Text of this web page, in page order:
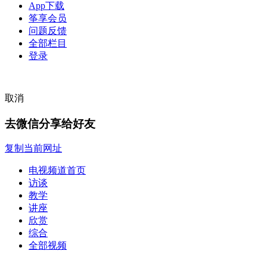
App下载
筝享会员
问题反馈
全部栏目
登录
取消
去微信分享给好友
复制当前网址
电视频道首页
访谈
教学
讲座
欣赏
综合
全部视频